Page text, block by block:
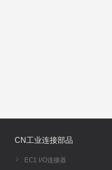
CN工业连接部品
EC1 I/O连接器